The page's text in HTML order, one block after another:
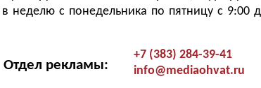
неделю с понедельника по пятницу с 9:00
Отдел рекламы:
+7 (383) 284-39-41
info@mediaohvat.ru